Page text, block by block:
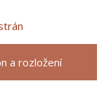
a rozložení